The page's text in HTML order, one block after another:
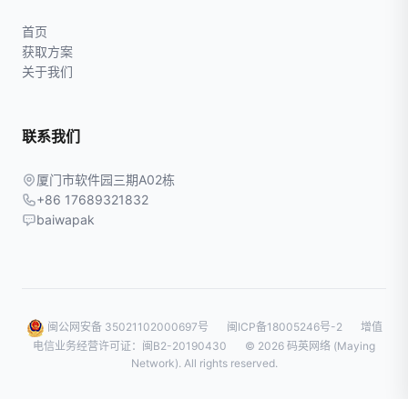
首页
获取方案
关于我们
联系我们
厦门市软件园三期A02栋
+86 17689321832
baiwapak
闽公网安备 35021102000697号 闽ICP备18005246号-2
增值
电信业务经营许可证：闽B2-20190430
© 2026 码英网络 (Maying
Network). All rights reserved.